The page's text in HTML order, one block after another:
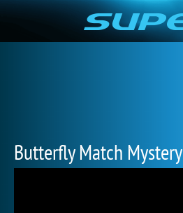
Butterfly Match Mystery